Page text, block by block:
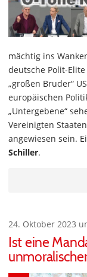
mächtig ins
deutsche Polit-
„großen Bruder“
europäischen
„Untergebene“
Vereinigten
angewiesen sein.
Schiller.
24. Oktober 2023
Ist eine